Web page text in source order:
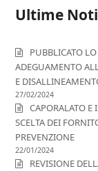
Ultime
PUBBLICATO
ADEGUAMENTO
E
27/02/2024
CAPORALATO
SCELTA DEI
PREVENZIONE
22/01/2024
REVISIONE